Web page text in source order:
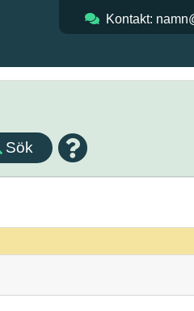
Kontakt:
Sök